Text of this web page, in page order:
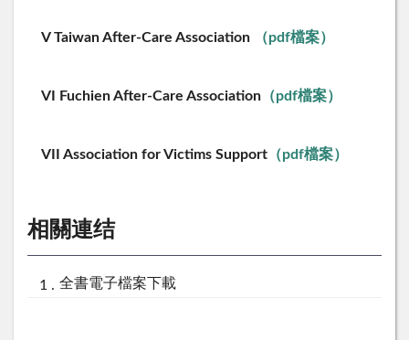
V Taiwan After-Care Association （pdf檔案）
VI Fuchien After-Care Association （pdf檔案）
VII Association for Victims Support （pdf檔案）
相關連结
全書電子檔案下載